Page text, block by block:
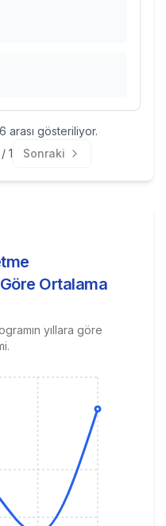
arası gösteriliyor.
/ 1 Sonraki
Ortalama
yıllara göre